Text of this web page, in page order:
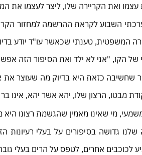
עצמו ואת הקריירה שלו, ליצר לעצמו את
המשפטית, טענתי שכאשר עו"ד יודע
של הקו, "אני לא ילד ואת הסיפור הזה
שחשיבה כזאת היא בדיוק מה שעוצר את
מבטו, הרצון שלו, יהא אשר יהא, אינו
מי שאינו מאמין שהגשמת רצונו
שלנו גדושה בסיפורים על בעלי
לכוכבים אחרים, לטפס על הרים בעלי